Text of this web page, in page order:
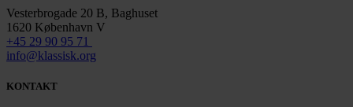
Vesterbrogade 20 B, Baghuset
1620 København V
+45 29 90 95 71
info@klassisk.org
KONTAKT